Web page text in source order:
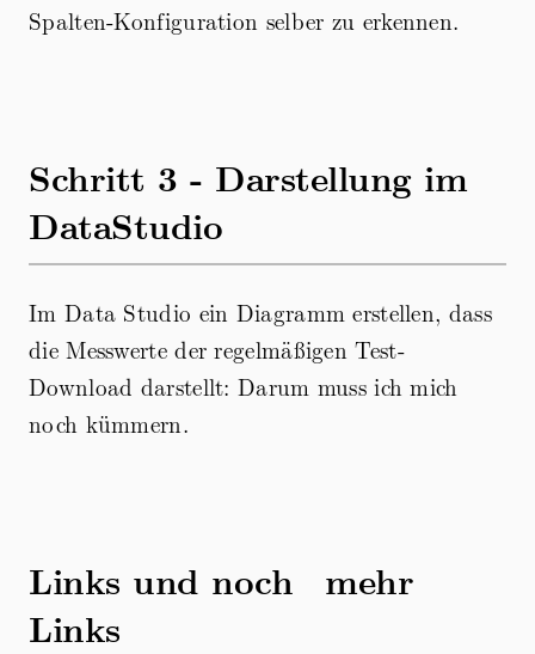
Spalten-Konfiguration selber zu erkennen.
Schritt 3 - Darstellung im
DataStudio
Im Data Studio ein Diagramm erstellen, dass
die Messwerte der regelmäßigen Test-
Download darstellt: Darum muss ich mich
noch kümmern.
Links und noch mehr
Links